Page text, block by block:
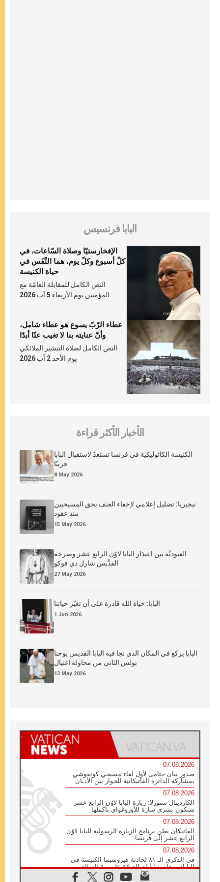
البابا فرنسيس
الإفخارستيّا وصلاة السّاعات، في
كلّ أسبوع وكلّ يوم، هما النَّفَس في
حياة الكنيسة
النص الكامل للمقابلة العامّة مع
المؤمنين يوم الأربعاء 5 آب 2026
عطاء الرّبّ يسوع هو عطاء شامل،
وأنّ عنايته بنا لا تغيب عنّا أبدًا
النص الكامل لصلاة التبشير الملائكي
يوم الأحد 2 آب 2026
الأخبار الأكثر قراءة
الكنيسة الكاثوليكية في فرنسا تستعدّ لاستقبال البابا
قريبًا
8 May 2026
نيجيريا: تضليل إعلامي لإخفاء العنف بحق المسيحيين
منذ عقود
15 May 2026
العبوديَّة بين اعتذار البابا لاوُن الرابع عشر وصرخة
القدِّيس شارل دي فوكو
27 May 2026
البابا: حياة الله قادرة على أن تغيّر حياتنا
1 Jun 2026
البابا يركع في المكان الذي نجا فيه البابا القديس يوحنا
بولس الثاني من محاولة اغتيال
13 May 2026
07.08.2026
صدور بيان ختامي لأول لقاء مسيحي كونفوشي
بمشاركة الدائرة الفاتيكانية للحوار بين الأديان
07.08.2026
الكاردينال ستورلا: زيارة البابا لاوُن الرابع عشر
ستكون بشرى سارة للأوروغواي بأكملها
07.08.2026
الفاتيكان يعلن برنامج الزيارة الرسولية للبابا لاوُن
الرابع عشر إلى فرنسا
07.08.2026
في الذكرى الـ ٨١ لحادثة هيروشيما الكنيسة في
اليابان تنظم ١٠ أيام للصلاة على نية السلام